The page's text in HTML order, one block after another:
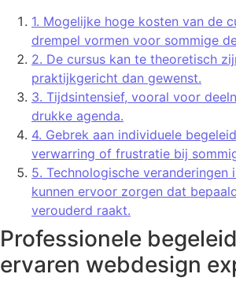
1. Mogelijke hoge kosten van de
drempel vormen voor sommige
2. De cursus kan te theoretisch
praktijkgericht dan gewenst.
3. Tijdsintensief, vooral voor
drukke agenda.
4. Gebrek aan individuele
verwarring of frustratie bij
5. Technologische veranderingen
kunnen ervoor zorgen dat
verouderd raakt.
Professionele
ervaren webdesign